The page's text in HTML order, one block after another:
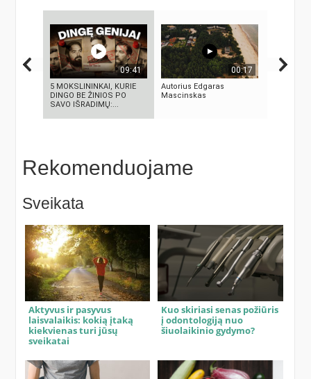
09:41
5 MOKSLININKAI, KURIE
DINGO BE ŽINIOS PO
SAVO IŠRADIMŲ:...
00:17
Autorius Edgaras
Mascinskas
Rekomenduojame
Sveikata
Aktyvus ir pasyvus
laisvalaikis: kokią įtaką
kiekvienas turi jūsų
sveikatai
Kuo skiriasi senas požiūris
į odontologiją nuo
šiuolaikinio gydymo?